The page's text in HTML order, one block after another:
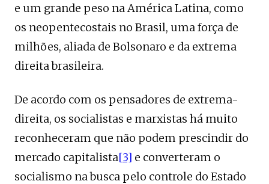
e um grande peso na América Latina, como
os neopentecostais no Brasil, uma força de
milhões, aliada de Bolsonaro e da extrema
direita brasileira.
De acordo com os pensadores de extrema-
direita, os socialistas e marxistas há muito
reconheceram que não podem prescindir do
mercado capitalista[3] e converteram o
socialismo na busca pelo controle do Estado